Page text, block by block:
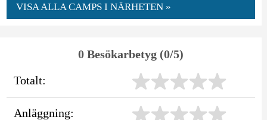
VISA ALLA CAMPS I NÄRHETEN »
0 Besökarbetyg (0/5)
Totalt:
Anläggning: